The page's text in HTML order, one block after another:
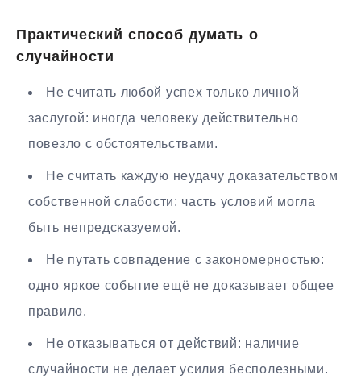
Практический способ думать о
случайности
Не считать любой успех только личной
заслугой: иногда человеку действительно
повезло с обстоятельствами.
Не считать каждую неудачу доказательством
собственной слабости: часть условий могла
быть непредсказуемой.
Не путать совпадение с закономерностью:
одно яркое событие ещё не доказывает общее
правило.
Не отказываться от действий: наличие
случайности не делает усилия бесполезными.